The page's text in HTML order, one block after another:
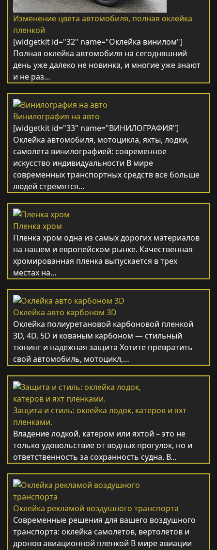
Изменение цвета автомобиля, полная оклейка
пленкой
[widgetkit id="32" name="Оклейка винилом"]
Полная оклейка автомобиля на сегодняшний
день уже далеко не новинка, и многие уже знают
и не раз…
Винилография на авто
[widgetkit id="33" name="ВИНИЛОГРАФИЯ"]
Оклейка автомобиля, мотоцикла, яхты, лодки,
самолета винилографией: современное
искусство индивидуальности В мире
современных транспортных средств все больше
людей стремятся…
Пленка хром
Пленка хром одна из самых дорогих материалов
на нашем и европейском рынке. Качественная
хромированная пленка выпускается в трех
местах на…
Оклейка авто карбоном 3D
Оклейка полиуретановой карбоновой пленкой
3D, 4D, 5D и кованым карбоном — стильный
тюнинг и надежная защита Хотите превратить
свой автомобиль, мотоцикл,…
Защита и стиль: оклейка лодок, катеров и яхт
пленками.
Владение лодкой, катером или яхтой – это не
только удовольствие от водных прогулок, но и
ответственность за сохранность судна. В…
Оклейка рекламой воздушного транспорта
Современные решения для вашего воздушного
транспорта: оклейка самолетов, вертолетов и
дронов авиационной пленкой В мире авиации